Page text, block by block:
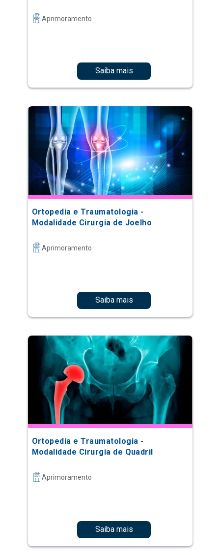
Aprimoramento
Saiba mais
Ortopedia e Traumatologia -
Modalidade Cirurgia de Joelho
Aprimoramento
Saiba mais
Ortopedia e Traumatologia -
Modalidade Cirurgia de Quadril
Aprimoramento
Saiba mais